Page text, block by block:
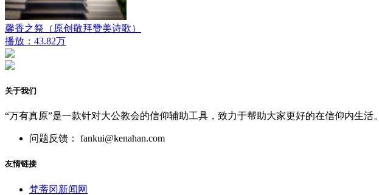
馨香之祭（原创敬拜赞美诗歌）
播放：43.82万
关于我们
“万有真原”是一款针对大公教会的信仰辅助工具，致力于帮助大家更好的在信仰内生活。
问题反馈： fankui@kenahan.com
友情链接
梵蒂冈新闻网